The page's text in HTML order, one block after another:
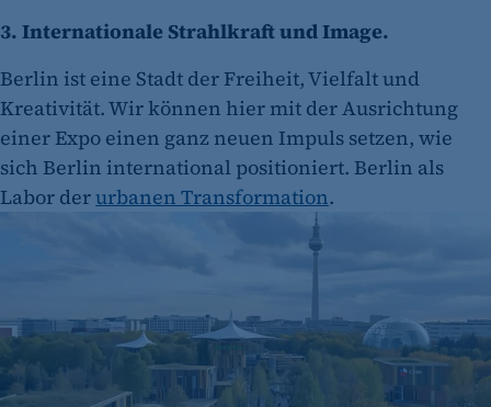
3. Internationale Strahlkraft und Image.
Berlin ist eine Stadt der Freiheit, Vielfalt und
Kreativität. Wir können hier mit der Ausrichtung
einer Expo einen ganz neuen Impuls setzen, wie
sich Berlin international positioniert. Berlin als
Labor derurbanen Transformation.